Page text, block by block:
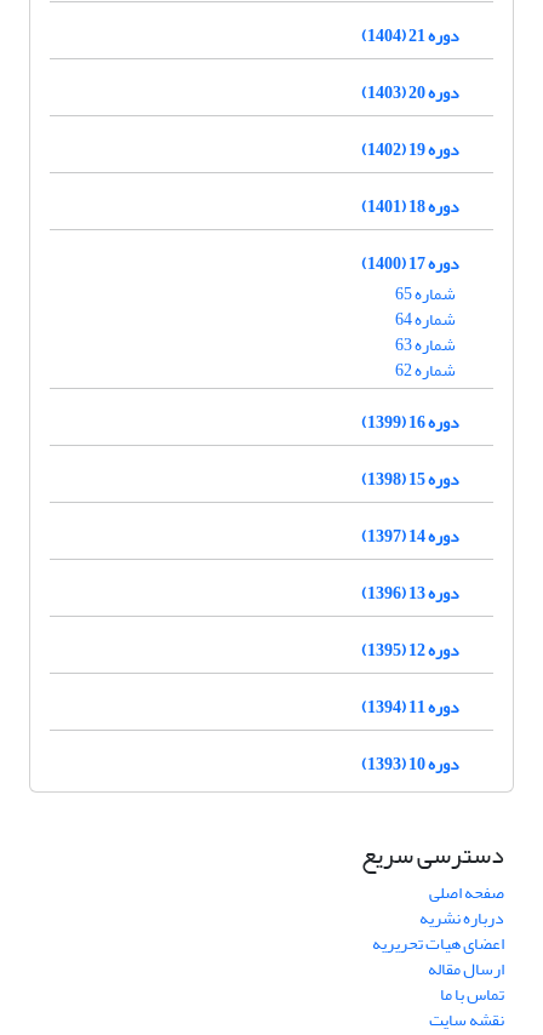
دوره 21 (1404)
دوره 20 (1403)
دوره 19 (1402)
دوره 18 (1401)
دوره 17 (1400)
شماره 65
شماره 64
شماره 63
شماره 62
دوره 16 (1399)
دوره 15 (1398)
دوره 14 (1397)
دوره 13 (1396)
دوره 12 (1395)
دوره 11 (1394)
دوره 10 (1393)
دسترسی سریع
صفحه اصلی
درباره نشریه
اعضای هیات تحریریه
ارسال مقاله
تماس با ما
نقشه سایت